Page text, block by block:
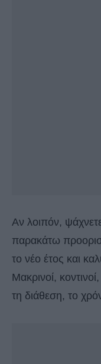
Αν λοιπόν,
παρακάτω
το νέο έτος και
Μακρινοί,
τη διάθεση, το